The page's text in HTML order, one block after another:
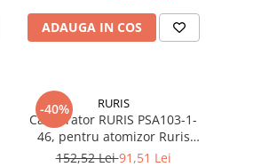
ADAUGA IN COS
-40% RURIS
Carburator RURIS PSA103-1-
46, pentru atomizor Ruris
A102, A103, A103S, Hercules
152,52 Lei91,51 Lei